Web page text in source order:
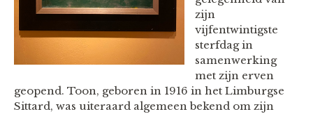
zijn
vijfentwintigste
sterfdag in
samenwerking
met zijn erven
geopend. Toon, geboren in 1916 in het Limburgse
Sittard, was uiteraard algemeen bekend om zijn